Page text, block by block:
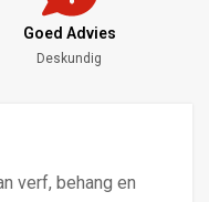
Goed Advies
Deskundig
verf, behang en